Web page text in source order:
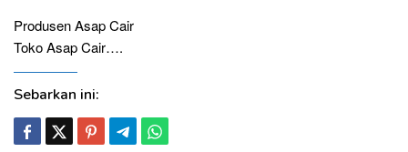
Produsen Asap Cair
Toko Asap Cair….
Sebarkan ini: